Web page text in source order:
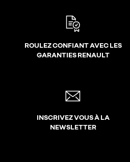
ROULEZ CONFIANT AVEC LES
GARANTIES RENAULT
INSCRIVEZ VOUS À LA
NEWSLETTER